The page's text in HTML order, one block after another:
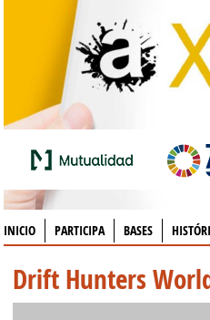
INICIO PARTICIPA BASES
Drift Hunters